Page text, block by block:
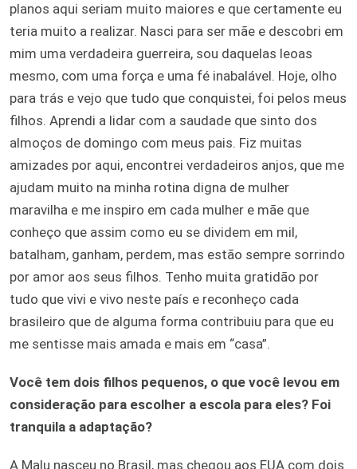
planos aqui seriam muito maiores e que certamente eu
teria muito a realizar. Nasci para ser mãe e descobri em
mim uma verdadeira guerreira, sou daquelas leoas
mesmo, com uma força e uma fé inabalável. Hoje, olho
para trás e vejo que tudo que conquistei, foi pelos meus
filhos. Aprendi a lidar com a saudade que sinto dos
almoços de domingo com meus pais. Fiz muitas
amizades por aqui, encontrei verdadeiros anjos, que me
ajudam muito na minha rotina digna de mulher
maravilha e me inspiro em cada mulher e mãe que
conheço que assim como eu se dividem em mil,
batalham, ganham, perdem, mas estão sempre sorrindo
por amor aos seus filhos. Tenho muita gratidão por
tudo que vivi e vivo neste país e reconheço cada
brasileiro que de alguma forma contribuiu para que eu
me sentisse mais amada e mais em “casa”.
Você tem dois filhos pequenos, o que você levou em
consideração para escolher a escola para eles? Foi
tranquila a adaptação?
A Malu nasceu no Brasil, mas chegou aos EUA com dois